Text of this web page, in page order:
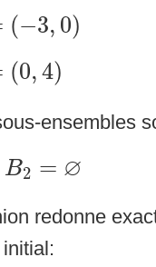
(−3, 0)
(− 3,0 )
(0,4)
0, )
ensembles
B2 = ∅
B =∅
redonne
initial: